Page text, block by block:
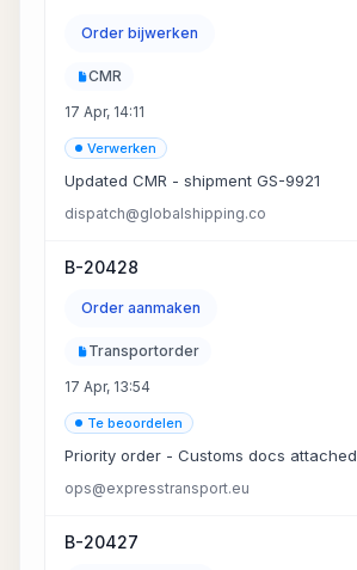
Order bijwerken
CMR
17 Apr, 14:11
Verwerken
Updated CMR - shipment GS-9921
dispatch@globalshipping.co
B-20428
Order aanmaken
Transportorder
17 Apr, 13:54
Te beoordelen
Priority order - Customs docs attached
ops@expresstransport.eu
B-20427